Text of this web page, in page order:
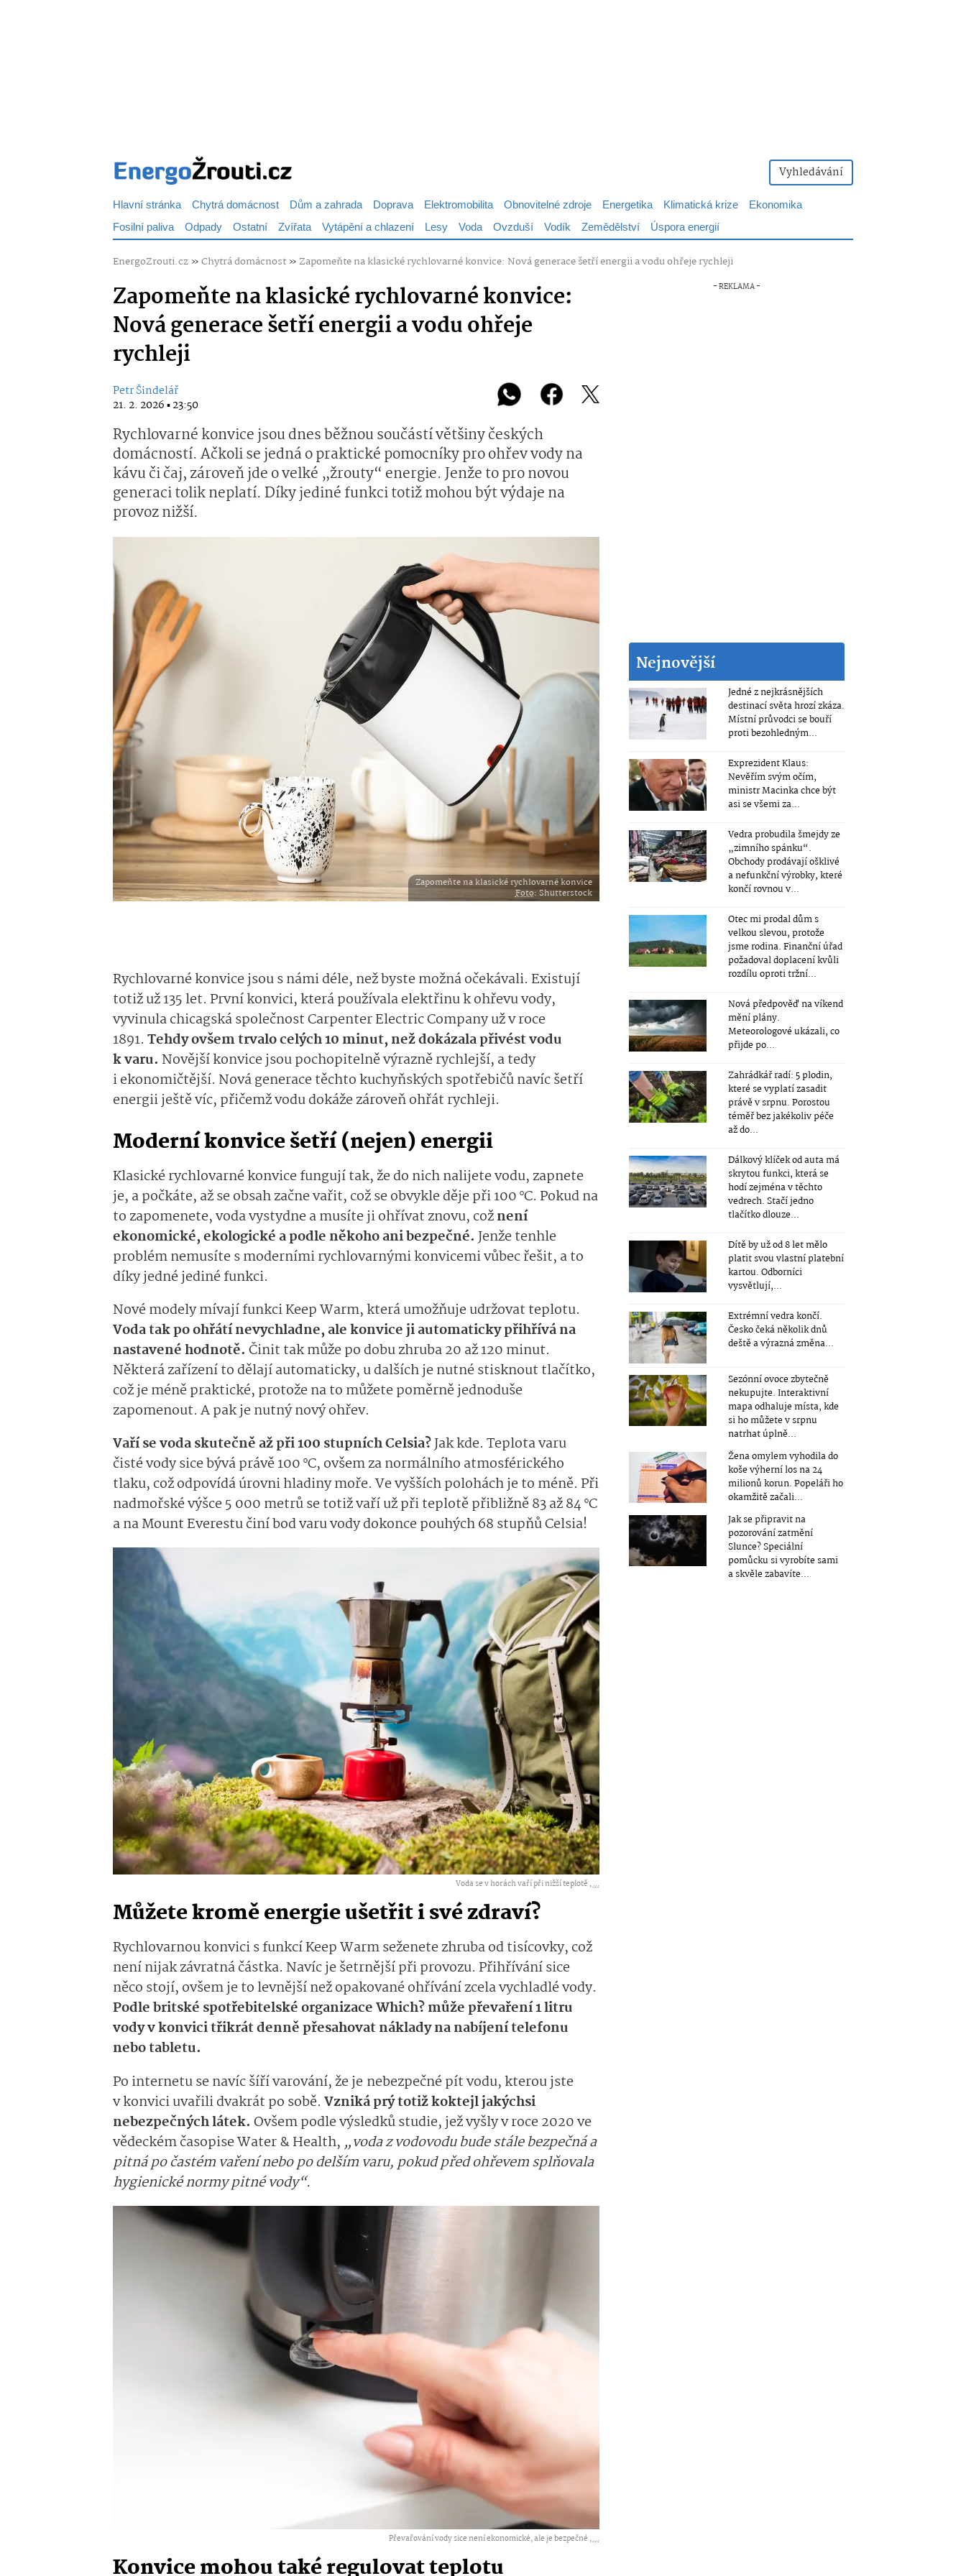
Vyhledávání
Hlavní stránka Chytrá domácnost Dům a zahrada Doprava Elektromobilita Obnovitelné zdroje Energetika Klimatická krize
Ekonomika
Fosilní paliva Odpady Ostatní Zvířata Vytápění a chlazení Lesy Voda Ovzduší Vodík Zemědělství Úspora energií
EnergoZrouti.cz»Chytrá domácnost»Zapomeňte na klasické rychlovarné konvice: Nová generace šetří energii a vodu ohřeje rychleji
Zapomeňte na klasické rychlovarné konvice:
Nová generace šetří energii a vodu ohřeje
rychleji
Petr Šindelář
21. 2. 2026 ▪ 23:50
Rychlovarné konvice jsou dnes běžnou součástí většiny českých
domácností. Ačkoli se jedná o praktické pomocníky pro ohřev vody na
kávu či čaj, zároveň jde o velké „žrouty“ energie. Jenže to pro novou
generaci tolik neplatí. Díky jediné funkci totiž mohou být výdaje na
provoz nižší.
Zapomeňte na klasické rychlovarné konvice
Foto: Shutterstock
Rychlovarné konvice jsou s námi déle, než byste možná očekávali. Existují
totiž už 135 let. První konvici, která používala elektřinu k ohřevu vody,
vyvinula chicagská společnost Carpenter Electric Company už v roce
1891. Tehdy ovšem trvalo celých 10 minut, než dokázala přivést vodu
k varu. Novější konvice jsou pochopitelně výrazně rychlejší, a tedy
i ekonomičtější. Nová generace těchto kuchyňských spotřebičů navíc šetří
energii ještě víc, přičemž vodu dokáže zároveň ohřát rychleji.
Moderní konvice šetří (nejen) energii
Klasické rychlovarné konvice fungují tak, že do nich nalijete vodu, zapnete
je, a počkáte, až se obsah začne vařit, což se obvykle děje při 100 °C. Pokud na
to zapomenete, voda vystydne a musíte ji ohřívat znovu, cožnení
ekonomické, ekologické a podle někoho ani bezpečné.Jenže tenhle
problém nemusíte s moderními rychlovarnými konvicemi vůbec řešit, a to
díky jedné jediné funkci.
Nové modely mívají funkci Keep Warm, která umožňuje udržovat teplotu.
Voda tak po ohřátí nevychladne, ale konvice ji automaticky přihřívá na
nastavené hodnotě. Činit tak může po dobu zhruba 20 až 120 minut.
Některá zařízení to dělají automaticky, u dalších je nutné stisknout tlačítko,
což je méně praktické, protože na to můžete poměrně jednoduše
zapomenout. A pak je nutný nový ohřev.
Vaří se voda skutečně až při 100 stupních Celsia?Jak kde. Teplota varu
čisté vody sice bývá právě 100 °C, ovšem za normálního atmosférického
tlaku, což odpovídá úrovni hladiny moře. Ve vyšších polohách je to méně. Při
nadmořské výšce 5 000 metrů se totiž vaří už při teplotě přibližně 83 až 84 °C
a na Mount Everestu činí bod varu vody dokonce pouhých 68 stupňů Celsia!
Voda se v horách vaří při nižší teplotě ,...
Můžete kromě energie ušetřit i své zdraví?
Rychlovarnou konvici s funkcí Keep Warm seženete zhruba od tisícovky, což
není nijak závratná částka. Navíc je šetrnější při provozu. Přihřívání sice
něco stojí, ovšem je to levnější než opakované ohřívání zcela vychladlé vody.
Podle britské spotřebitelské organizace Which? může převaření 1 litru
vody v konvici třikrát denně přesahovat náklady na nabíjení telefonu
nebo tabletu.
Po internetu se navíc šíří varování, že je nebezpečné pít vodu, kterou jste
v konvici uvařili dvakrát po sobě. Vzniká prý totiž koktejl jakýchsi
nebezpečných látek. Ovšem podle výsledků studie, jež vyšly v roce 2020 ve
vědeckém časopise Water & Health, „voda z vodovodu bude stále bezpečná a
pitná po častém vaření nebo po delším varu, pokud před ohřevem splňovala
hygienické normy pitné vody“.
Převařování vody sice není ekonomické, ale je bezpečné ,...
Konvice mohou také regulovat teplotu
Nejnovější
Jedné z nejkrásnějších
destinací světa hrozí zkáza.
Místní průvodci se bouří
proti bezohledným...
Exprezident Klaus:
Nevěřím svým očím,
ministr Macinka chce být
asi se všemi za...
Vedra probudila šmejdy ze
„zimního spánku“.
Obchody prodávají ošklivé
a nefunkční výrobky, které
končí rovnou v...
Otec mi prodal dům s
velkou slevou, protože
jsme rodina. Finanční úřad
požadoval doplacení kvůli
rozdílu oproti tržní...
Nová předpověď na víkend
mění plány.
Meteorologové ukázali, co
přijde po...
Zahrádkář radí: 5 plodin,
které se vyplatí zasadit
právě v srpnu. Porostou
téměř bez jakékoliv péče
až do...
Dálkový klíček od auta má
skrytou funkci, která se
hodí zejména v těchto
vedrech. Stačí jedno
tlačítko dlouze...
Dítě by už od 8 let mělo
platit svou vlastní platební
kartou. Odborníci
vysvětlují,...
Extrémní vedra končí.
Česko čeká několik dnů
deště a výrazná změna...
Sezónní ovoce zbytečně
nekupujte. Interaktivní
mapa odhaluje místa, kde
si ho můžete v srpnu
natrhat úplně...
Žena omylem vyhodila do
koše výherní los na 24
milionů korun. Popeláři ho
okamžitě začali...
Jak se připravit na
pozorování zatmění
Slunce? Speciální
pomůcku si vyrobíte sami
a skvěle zabavíte...